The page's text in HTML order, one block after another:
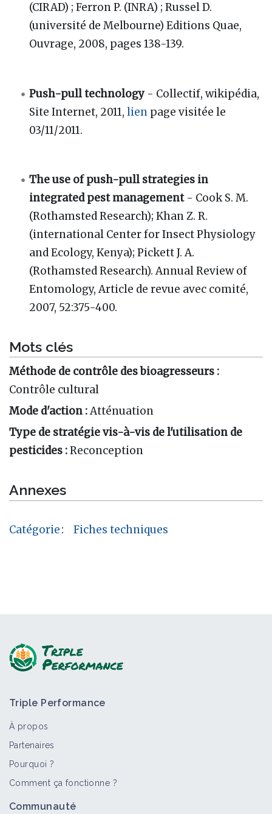
(CIRAD) ; Ferron P. (INRA) ; Russel D.
(université de Melbourne) Editions Quae,
Ouvrage, 2008, pages 138-139.
Push-pull technology - Collectif, wikipédia,
Site Internet, 2011,lien page visitée le
03/11/2011.
The use of push-pull strategies in
integrated pest management- Cook S. M.
(Rothamsted Research); Khan Z. R.
(international Center for Insect Physiology
and Ecology, Kenya); Pickett J. A.
(Rothamsted Research). Annual Review of
Entomology, Article de revue avec comité,
2007, 52:375-400.
Mots clés
Méthode de contrôle des bioagresseurs :
Contrôle cultural
Mode d'action :Atténuation
Type de stratégie vis-à-vis de l'utilisation de
pesticides :Reconception
Annexes
Catégorie: Fiches techniques
Triple Performance
À propos
Partenaires
Pourquoi ?
Comment ça fonctionne ?
Communauté